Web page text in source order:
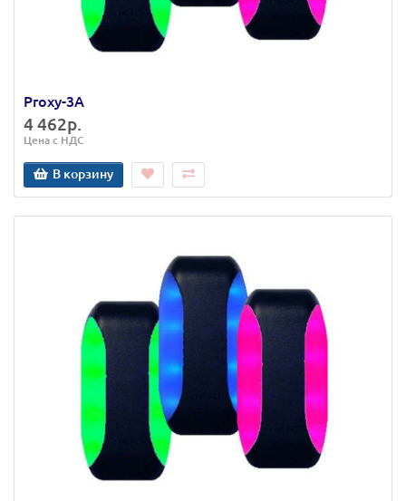
Proxy-3A
4 462р.
Цена с НДС
В корзину